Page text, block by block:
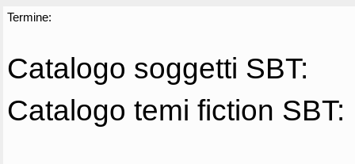
Termine:
Catalogo soggetti SBT:
Catalogo temi fiction SBT: